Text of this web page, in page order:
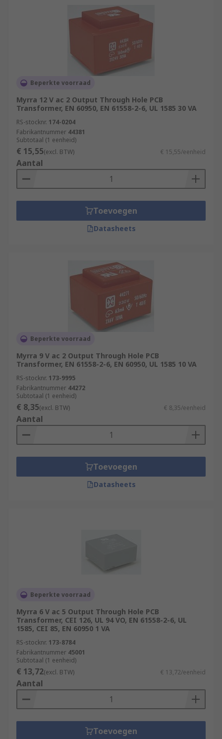
Beperkte voorraad
Myrra 12 V ac 2 Output Through Hole PCB
Transformer, EN 60950, EN 61558-2-6, UL 1585 30 VA
RS-stocknr. 174-0204
Fabrikantnummer 44381
Subtotaal (1 eenheid)
€ 15,55(excl. BTW) € 15,55/eenheid
Aantal
Toevoegen
Datasheets
Beperkte voorraad
Myrra 9 V ac 2 Output Through Hole PCB
Transformer, EN 61558-2-6, EN 60950, UL 1585 10 VA
RS-stocknr. 173-9995
Fabrikantnummer 44272
Subtotaal (1 eenheid)
€ 8,35(excl. BTW) € 8,35/eenheid
Aantal
Toevoegen
Datasheets
Beperkte voorraad
Myrra 6 V ac 5 Output Through Hole PCB
Transformer, CEI 126, UL 94 VO, EN 61558-2-6, UL
1585, CEI 85, EN 60950 1 VA
RS-stocknr. 173-8784
Fabrikantnummer 45001
Subtotaal (1 eenheid)
€ 13,72(excl. BTW) € 13,72/eenheid
Aantal
Toevoegen